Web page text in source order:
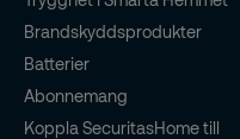
Brandskyddsprodukter
Batterier
Abonnemang
Koppla SecuritasHome till